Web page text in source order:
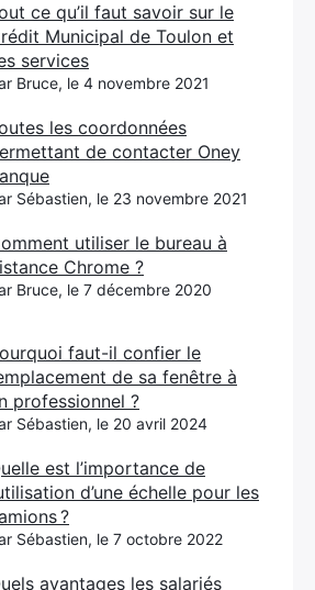
ce qu’il faut savoir sur le
Municipal de Toulon et
services
Bruce, le 4 novembre 2021
les coordonnées
de contacter Oney
Sébastien, le 23 novembre 2021
utiliser le bureau à
Chrome ?
Bruce, le 7 décembre 2020
faut-il confier le
de sa fenêtre à
professionnel ?
Sébastien, le 20 avril 2024
est l’importance de
d’une échelle pour les
?
Sébastien, le 7 octobre 2022
avantages les salariés